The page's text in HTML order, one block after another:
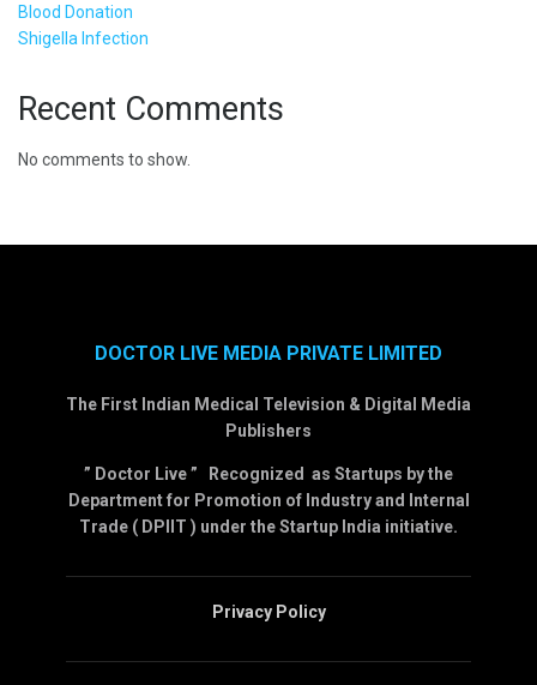
Blood Donation
Shigella Infection
Recent Comments
No comments to show.
DOCTOR LIVE MEDIA PRIVATE LIMITED
The First Indian Medical Television & Digital Media
Publishers
” Doctor Live ” Recognized as Startups by the
Department for Promotion of Industry and Internal
Trade ( DPIIT ) under the Startup India initiative.
Privacy Policy